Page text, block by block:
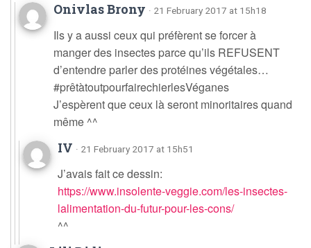
Onivlas Brony · 21 February 2017 at 15h18
Ils y a aussi ceux qui préfèrent se forcer à
manger des insectes parce qu’ils REFUSENT
d’entendre parler des protéines végétales…
#prêtàtoutpourfairechierlesVéganes
J’espèrent que ceux là seront minoritaires quand
même ^^
IV · 21 February 2017 at 15h51
J’avais fait ce dessin:
https://www.insolente-veggie.com/les-insectes-
lalimentation-du-futur-pour-les-cons/
^^